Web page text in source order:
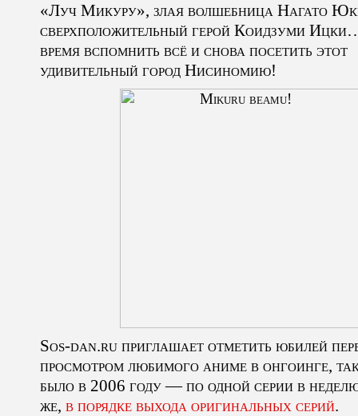
«Луч Микуру», злая волшебница Нагато
сверхположительный герой Коидзуми
время вспомнить всё и снова посетить этот
удивительный город Нисиномию!
Sos-dan.ru приглашает отметить юбилей
просмотром любимого аниме в онгоинге,
было в 2006 году — по одной серии в
же, в порядке выхода оригинальных серий.